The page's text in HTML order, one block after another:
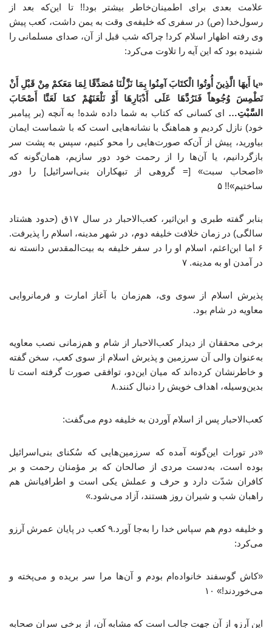
علامت بعدی برای اطمینان‌خاطر بیشتر بود!! تا این‌که بعد از
رسول‌خدا (ص) در سفری که خلیفه‌ی وقت به یمن داشت، کعب پیش
وی رفته اظهار اسلام کرد! چراکه شب قبل از آن، صدای مسلمانی را
شنیده بود که این آیه را تلاوت می‌کرد:
«یا أَیهَا الَّذِینَ أُوتُوا الْکتَابَ آمِنُوا بِمَا نَزَّلْنَا مُصَدِّقًا لِمَا مَعَکمْ مِنْ قَبْلِ أَنْ
نَطْمِسَ وُجُوهاً فَنَرُدَّهَا عَلَی أَدْبَارِهَا أَوْ نَلْعَنَهُمْ کمَا لَعَنَّا أَصْحَابَ
السَّبْتِ… ای کسانی که کتاب به شما داده شده! به آنچه (بر پیامبر
خود) نازل کردیم و هماهنگ با نشانه‌هایی است که با شماست ایمان
بیاورید، پیش از آن‌که صورت‌هایی را محو کنیم، سپس به پشت سر
بازگردانیم، یا آن‌ها را از رحمت خود دور سازیم، همان‌گونه که
«اصحاب سبت» [= گروهی از تبهکاران بنی‌اسرائیل‌] را دور
ساختیم»!! ۵
بنابر گفته طبری و ابن‌اثیر، کعب‌الاحبار در سال ۱۷ق (حدود هشتاد
سالگی) در زمان خلافت خلیفه دوم، در شهر مدینه، اسلام را پذیرفت.
۶ اما ابن‌اعثم، اسلام او را در سفر خلیفه به بیت‌المقدس دانسته نه
در آمدن او به مدینه. ۷
پذیرش اسلام از سوی وی، هم‌زمان با آغاز امارت و فرمانروایی
معاویه در شام بود.
برخی محققان از دیدار کعب‌الاحبار از شام و هم‌زمانی نصب معاویه
به‌عنوان والی آن سرزمین و پذیرش اسلام از سوی کعب، سخن گفته
و خاطرنشان کرده‌اند که میان این‌دو، توافقی صورت گرفته است تا
بدین‌وسیله، اهداف خویش را دنبال کنند.۸
کعب‌الاحبار پس از اسلام آوردن به خلیفه دوم می‌گفت:
«در تورات این‌گونه آمده که سرزمین‌هایی که سُکنای بنی‌اسرائیل
بوده است، به‌دست مردی از صالحان که بر مؤمنان رحمت و بر
کافران شدّت دارد و حرف و عملش یکی است و اطرافیانش هم
راهبان شب و شیران روز هستند، آزاد می‌شود.»
و خلیفه دوم هم سپاس خدا را به‌جا آورد.۹ کعب در پایان عمرش آرزو
می‌کرد:
«کاش گوسفند خانواده‌ام بودم و آن‌ها مرا سر بریده و می‌پخته و
می‌خوردند!» ۱۰
این آرزو از آن جهت جالب است که مشابه آن، از برخی سران صحابه